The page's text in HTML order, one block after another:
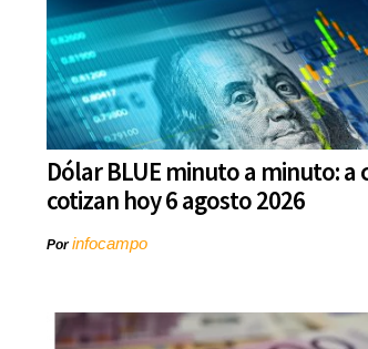
Dólar BLUE minuto a minuto: a
cotizan hoy 6 agosto 2026
Porinfocampo